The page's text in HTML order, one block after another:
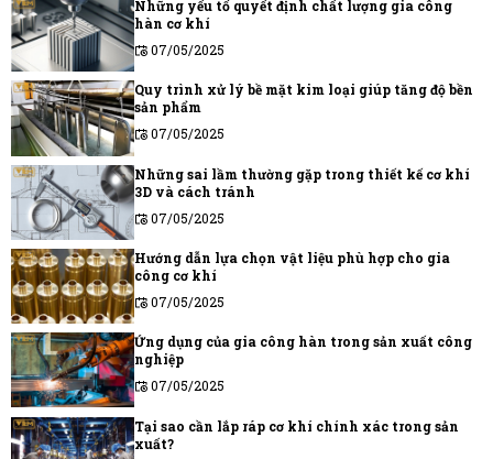
Những yếu tố quyết định chất lượng gia công
hàn cơ khí
07/05/2025
Quy trình xử lý bề mặt kim loại giúp tăng độ bền
sản phẩm
07/05/2025
Những sai lầm thường gặp trong thiết kế cơ khí
3D và cách tránh
07/05/2025
Hướng dẫn lựa chọn vật liệu phù hợp cho gia
công cơ khí
07/05/2025
Ứng dụng của gia công hàn trong sản xuất công
nghiệp
07/05/2025
Tại sao cần lắp ráp cơ khí chính xác trong sản
xuất?